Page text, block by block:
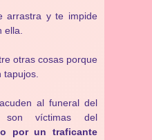
arrastra y te impide
otras cosas porque
al funeral del
son víctimas del
por un traficante